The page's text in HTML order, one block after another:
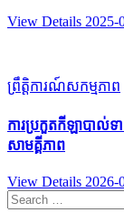
View Details 2025-
ព្រឹត្តិការណ៍សកម្មភាព
ការប្រកួតកីឡាបាល់
សាមគ្គីភាព
View Details 2026-
Search
for: